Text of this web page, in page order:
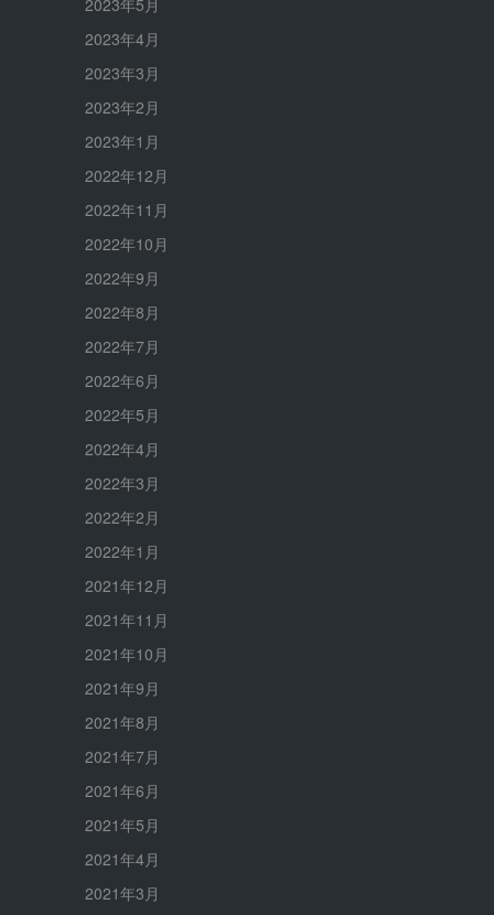
2023年5月
2023年4月
2023年3月
2023年2月
2023年1月
2022年12月
2022年11月
2022年10月
2022年9月
2022年8月
2022年7月
2022年6月
2022年5月
2022年4月
2022年3月
2022年2月
2022年1月
2021年12月
2021年11月
2021年10月
2021年9月
2021年8月
2021年7月
2021年6月
2021年5月
2021年4月
2021年3月